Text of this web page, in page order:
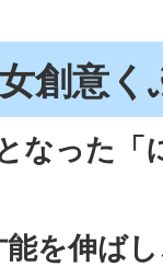
創意く
なった「
を伸ば